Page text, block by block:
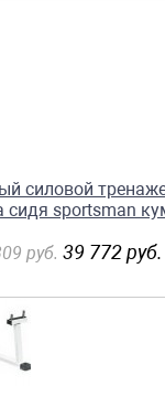
силовой
sportsman
руб. 39 772 руб.